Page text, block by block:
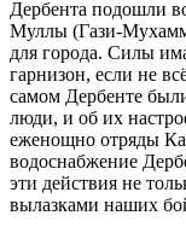
Дербента подошли
Муллы (Гази-
для города. Силы
гарнизон, если не
самом Дербенте
люди, и об их
еженощно отряды
водоснабжение
эти действия не
вылазками наших